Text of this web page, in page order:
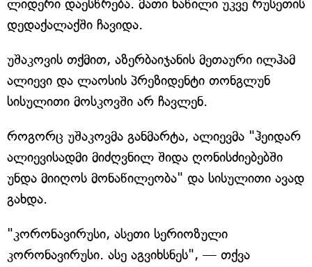
ლიდერი დაესწრება. მათი ნაწილი უკვე რუსეთის
დედაქალაქში ჩავიდა.
უშაკოვის თქმით, აზერბაიჯანის მეთაური ილჰამ
ალიევი და ლაოსის პრეზიდენტი თონგლუნ
სისულითი მოსკოვში არ ჩავლენ.
როგორც უშაკოვმა განმარტა, ალიევმა "ჰეიდარ
ალიევისადმი მიძღვნილ შიდა ღონისძიებებში
უნდა მიიღოს მონაწილეობა" და სისულითი ავად
გახდა.
"კორონავირუსი, ასეთი სერიოზული
კორონავირუსი. ასე აგვიხსნეს", — თქვა